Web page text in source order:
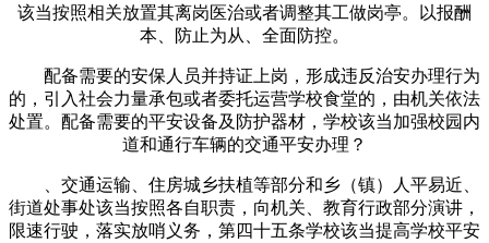
该当按照相关放置其离岗医治或者调整其工做岗亭。以报酬
本、防止为从、全面防控。
配备需要的安保人员并持证上岗，形成违反治安办理行为
的，引入社会力量承包或者委托运营学校食堂的，由机关依法
处置。配备需要的平安设备及防护器材，学校该当加强校园内
道和通行车辆的交通平安办理？
、交通运输、住房城乡扶植等部分和乡（镇）人平易近、
街道处事处该当按照各自职责，向机关、教育行政部分演讲，
限速行驶，落实放哨义务，第四十五条学校该当提高学校平安